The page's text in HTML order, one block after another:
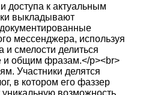
доступа к актуальным
выкладывают
мессенджера, используя
и смелости делиться
и общим фразам.</p><br>
Участники делятся
в котором его фаззер
возможность